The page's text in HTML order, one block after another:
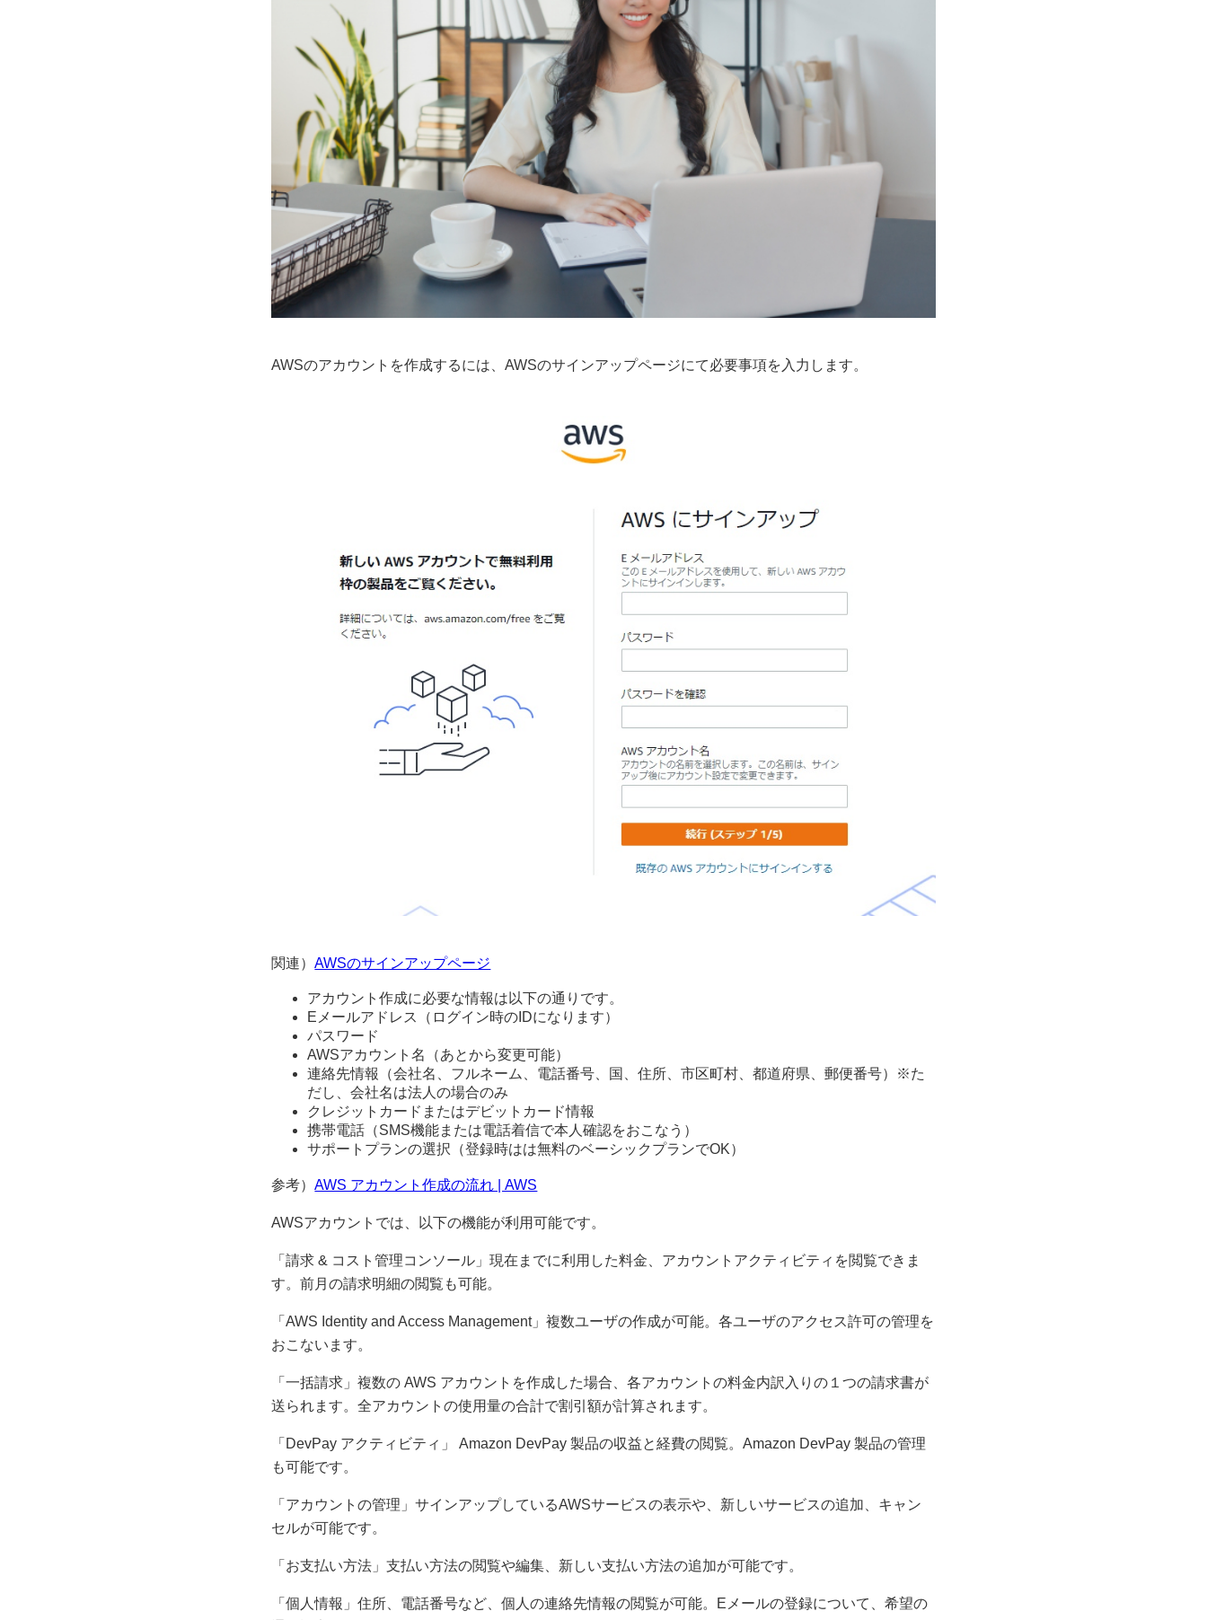
AWSのアカウントを作成するには、AWSのサインアップページにて必要事項を入力します。
関連）AWSのサインアップページ
アカウント作成に必要な情報は以下の通りです。
Eメールアドレス（ログイン時のIDになります）
パスワード
AWSアカウント名（あとから変更可能）
連絡先情報（会社名、フルネーム、電話番号、国、住所、市区町村、都道府県、郵便番号）※た
だし、会社名は法人の場合のみ
クレジットカードまたはデビットカード情報
携帯電話（SMS機能または電話着信で本人確認をおこなう）
サポートプランの選択（登録時はは無料のベーシックプランでOK）
参考）AWS アカウント作成の流れ | AWS
AWSアカウントでは、以下の機能が利用可能です。
「請求 & コスト管理コンソール」現在までに利用した料金、アカウントアクティビティを閲覧できま
す。前月の請求明細の閲覧も可能。
「AWS Identity and Access Management」複数ユーザの作成が可能。各ユーザのアクセス許可の管理を
おこないます。
「一括請求」複数の AWS アカウントを作成した場合、各アカウントの料金内訳入りの１つの請求書が
送られます。全アカウントの使用量の合計で割引額が計算されます。
「DevPay アクティビティ」 Amazon DevPay 製品の収益と経費の閲覧。Amazon DevPay 製品の管理
も可能です。
「アカウントの管理」サインアップしているAWSサービスの表示や、新しいサービスの追加、キャン
セルが可能です。
「お支払い方法」支払い方法の閲覧や編集、新しい支払い方法の追加が可能です。
「個人情報」住所、電話番号など、個人の連絡先情報の閲覧が可能。Eメールの登録について、希望の